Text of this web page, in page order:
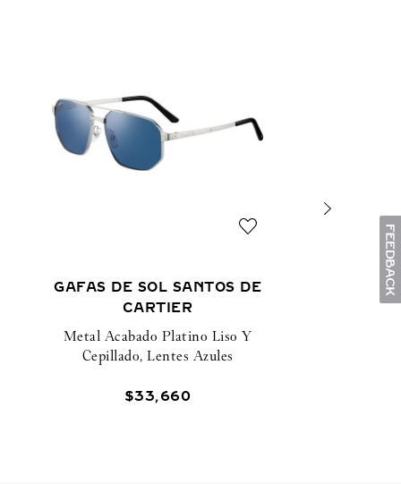
GAFAS DE SOL SANTOS DE
CARTIER
Metal Acabado Platino Liso Y
Cepillado, Lentes Azules
$33,660